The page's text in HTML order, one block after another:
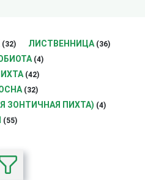
(32) ЛИСТВЕННИЦА (36)
(4)
(42)
(32)
ЗОНТИЧНАЯ ПИХТА) (4)
(55)